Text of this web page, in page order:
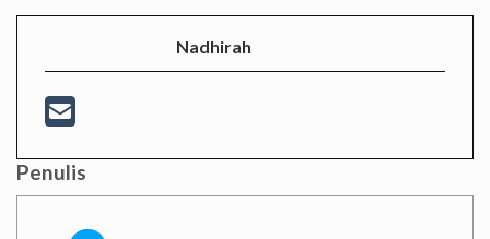
Nadhirah
Penulis